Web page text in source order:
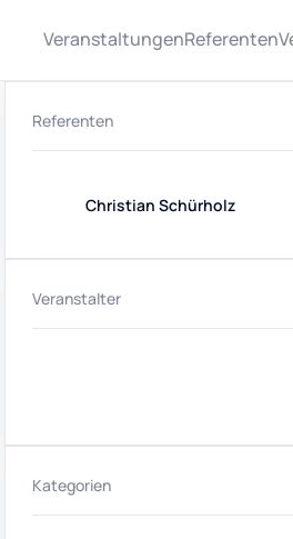
VeranstaltungenReferenten
Referenten
Christian Schürholz
Veranstalter
Kategorien